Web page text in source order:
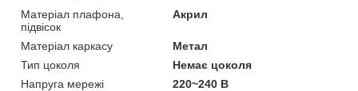
Матеріал плафона,
підвісок
Акрил
Матеріал каркасу
Метал
Тип цоколя
Немає цоколя
Напруга мережі
220~240 В